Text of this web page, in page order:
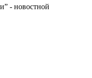
- новостной